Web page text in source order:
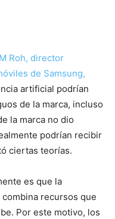
Roh, director
de Samsung,
artificial podrían
de la marca, incluso
la marca no dio
podrían recibir
ciertas teorías.
es que la
recursos que
Por este motivo, los